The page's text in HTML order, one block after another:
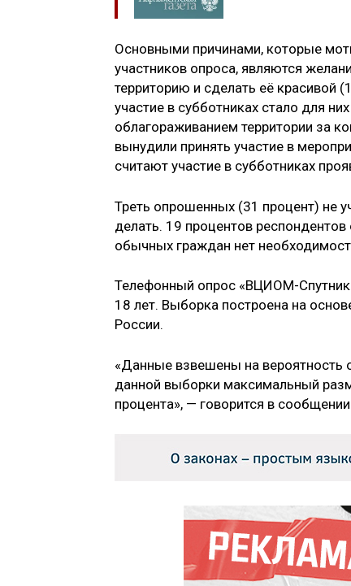
Основными причинами, которые
участников опроса, являются
территорию и сделать её красивой
участие в субботниках стало для
облагораживанием территории за
вынудили принять участие в
считают участие в субботниках
Треть опрошенных (31 процент) не
делать. 19 процентов
обычных граждан нет
Телефонный опрос «ВЦИОМ-
18 лет. Выборка построена на
России.
«Данные взвешены на вероятность
данной выборки максимальный
процента», — говорится в сообщении.